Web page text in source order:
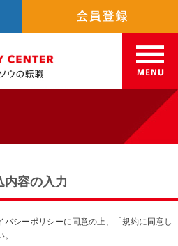
内容の入力
バシーポリシーに同意の上、「規約に同意し